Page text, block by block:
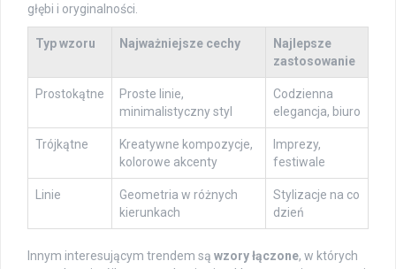
głębi i oryginalności.
Typ wzoru Najważniejsze cechy
Najlepsze
zastosowanie
Prostokątne
Proste linie,
minimalistyczny styl
Codzienna
elegancja, biuro
Trójkątne
Kreatywne kompozycje,
kolorowe akcenty
Imprezy,
festiwale
Linie
Geometria w różnych
kierunkach
Stylizacje na co
dzień
Innym interesującym trendem są wzory łączone, w których